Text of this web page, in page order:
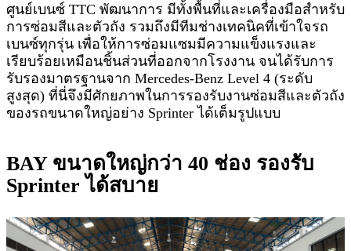
ศูนย์เบนซ์ TTC พัฒนาการ มีทั้งพื้นที่และเครื่องมือสำหรับ
การซ่อมสีและตัวถัง รวมถึงมีทีมช่างเทคนิคที่เข้าใจรถ
เบนซ์ทุกรุ่น เพื่อให้การซ่อมแซมมีความแข็งแรงและ
เรียบร้อยเหมือนชิ้นส่วนที่ออกจากโรงงาน จนได้รับการ
รับรองมาตรฐานจาก Mercedes-Benz Level 4 (ระดับ
สูงสุด) ที่นี่จึงมีศักยภาพในการรองรับงานซ่อมสีและตัวถัง
ของรถขนาดใหญ่อย่าง Sprinter ได้เต็มรูปแบบ
BAY ขนาดใหญ่กว่า 40 ช่อง รองรับ
Sprinter ได้สบาย